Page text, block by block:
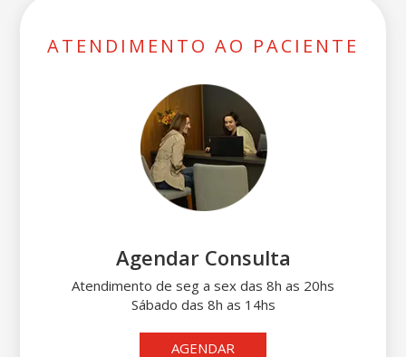
ATENDIMENTO AO PACIENTE
Agendar Consulta
Atendimento de seg a sex das 8h as 20hs
Sábado das 8h as 14hs
AGENDAR